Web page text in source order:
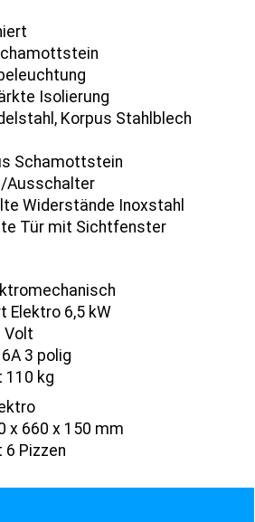
Isolierung
Korpus Stahlblech
Schamottstein
Ausschalter
Widerstände Inoxstahl
Tür mit Sichtfenster
Elektro 6,5 kW
Volt
3 polig
110 kg
x 660 x 150 mm
Pizzen